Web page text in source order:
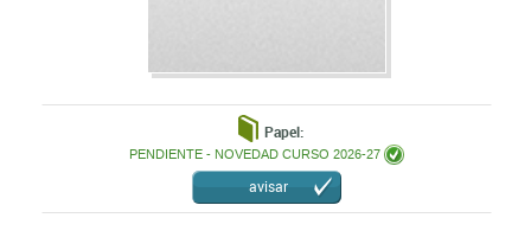
PENDIENTE - NOVEDAD CURSO 2026-27
avisar